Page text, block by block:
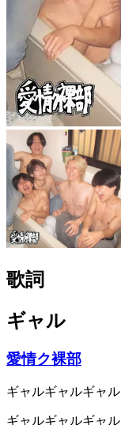
歌詞
ギャル
愛情ク裸部
ギャルギャルギャル
ギャルギャルギャル